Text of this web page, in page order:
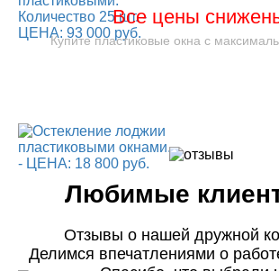
Все цены
Купите пластиковые окна с
Любимые
Отзывы о нашей дружной
Делимся впечатлениями о